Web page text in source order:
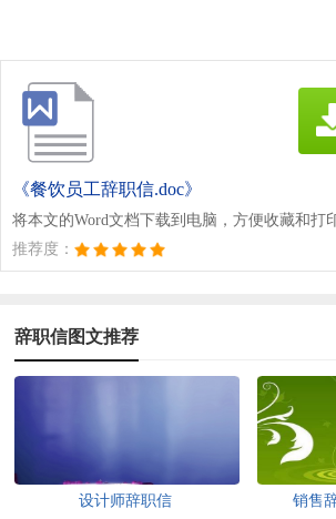
《餐饮员工辞职信.doc》
将本文的Word文档下载到电脑，方便收藏和打
推荐度：
辞职信图文推荐
设计师辞职信 销售